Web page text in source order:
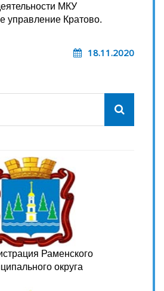
МКУ
управление Кратово.
18.11.2020
Раменского
округа